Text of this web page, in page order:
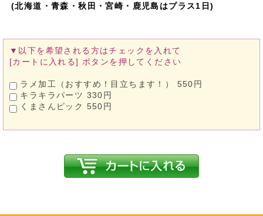
(北海道・青森・秋田・宮崎・鹿児島はプラス1日)
▼以下を希望される方はチェックを入れて
[カートに入れる] ボタンを押してください
ラメ加工（おすすめ！目立ちます！） 550円
キラキラパーツ 330円
くまさんピック 550円